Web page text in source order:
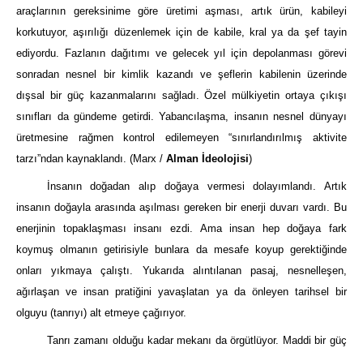
araçlarının gereksinime göre üretimi aşması, artık ürün, kabileyi
korkutuyor, aşırılığı düzenlemek için de kabile, kral ya da şef tayin
ediyordu. Fazlanın dağıtımı ve gelecek yıl için depolanması görevi
sonradan nesnel bir kimlik kazandı ve şeflerin kabilenin üzerinde
dışsal bir güç kazanmalarını sağladı. Özel mülkiyetin ortaya çıkışı
sınıfları da gündeme getirdi. Yabancılaşma, insanın nesnel dünyayı
üretmesine rağmen kontrol edilemeyen “sınırlandırılmış aktivite
tarzı”ndan kaynaklandı. (Marx / Alman İdeolojisi)
İnsanın doğadan alıp doğaya vermesi dolayımlandı. Artık
insanın doğayla arasında aşılması gereken bir enerji duvarı vardı. Bu
enerjinin topaklaşması insanı ezdi. Ama insan hep doğaya fark
koymuş olmanın getirisiyle bunlara da mesafe koyup gerektiğinde
onları yıkmaya çalıştı. Yukarıda alıntılanan pasaj, nesnelleşen,
ağırlaşan ve insan pratiğini yavaşlatan ya da önleyen tarihsel bir
olguyu (tanrıyı) alt etmeye çağırıyor.
Tanrı zamanı olduğu kadar mekanı da örgütlüyor. Maddi bir güç